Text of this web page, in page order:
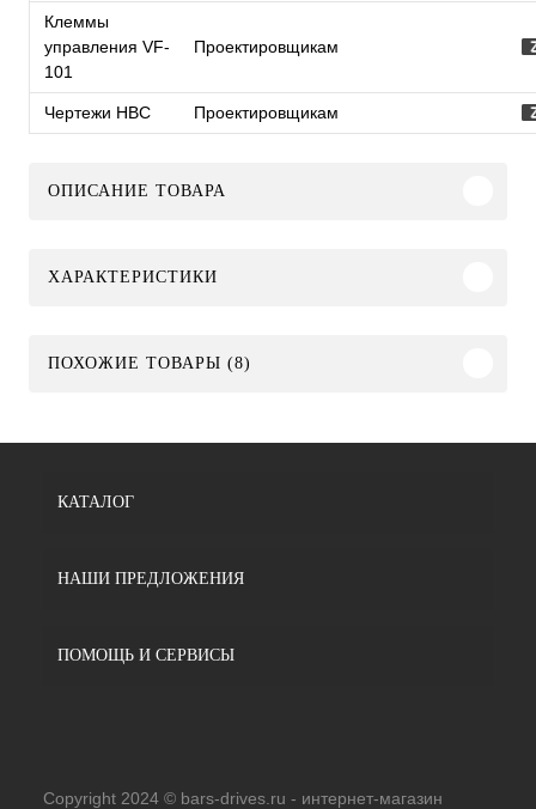
Клеммы
управления VF-
101
Проектировщикам
Чертежи HBC Проектировщикам
ОПИСАНИЕ ТОВАРА
ХАРАКТЕРИСТИКИ
ПОХОЖИЕ ТОВАРЫ (8)
КАТАЛОГ
НАШИ ПРЕДЛОЖЕНИЯ
ПОМОЩЬ И СЕРВИСЫ
Copyright 2024 © bars-drives.ru - интернет-магазин